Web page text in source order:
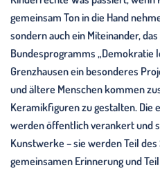
gemeinsam Ton in die Hand
sondern auch ein Miteinander,
Bundesprogramms „Demokratie
Grenzhausen ein besonderes
und ältere Menschen kommen
Keramikfiguren zu gestalten. Die
werden öffentlich verankert und
Kunstwerke – sie werden Teil
gemeinsamen Erinnerung und